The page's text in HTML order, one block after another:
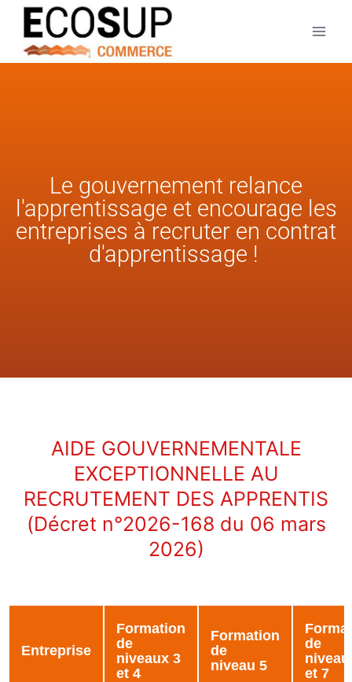
Le gouvernement relance
l'apprentissage et encourage les
entreprises à recruter en contrat
d'apprentissage !
AIDE GOUVERNEMENTALE
EXCEPTIONNELLE AU
RECRUTEMENT DES APPRENTIS
(Décret n°2026-168 du 06 mars
2026)
Entreprise
Formation
de
niveaux 3
et 4
Formation
de
niveau 5
de
et 7